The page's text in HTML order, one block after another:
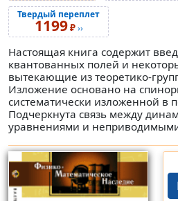
Твердый переплет
1199₽››
Настоящая книга содержит
квантованных полей и
вытекающие из теоретико-
Изложение основано на
систематически изложенной в
Подчеркнута связь между
уравнениями и